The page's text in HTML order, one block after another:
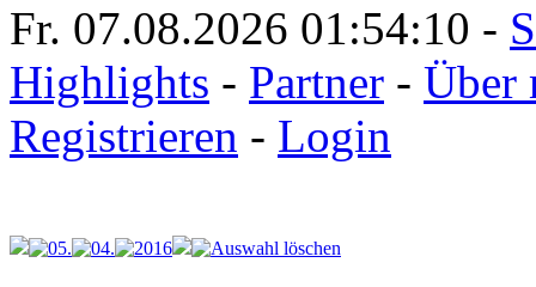
Fr. 07.08.2026 01:54:10 -
Highlights - Partner - Über
Registrieren - Login